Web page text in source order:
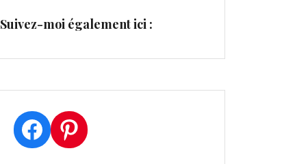
Suivez-moi également ici :
Facebook
Pinterest